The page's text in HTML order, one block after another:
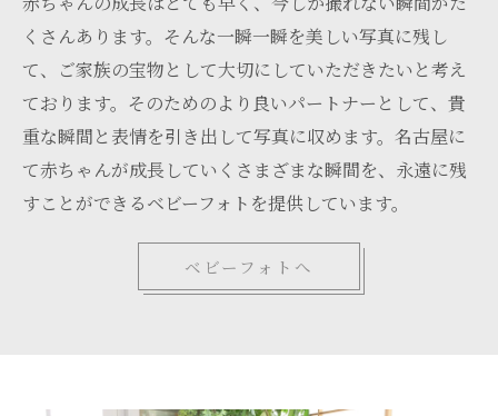
くさんあります。そんな一瞬一瞬を美しい写真に残し
て、ご家族の宝物として大切にしていただきたいと考え
ております。そのためのより良いパートナーとして、貴
重な瞬間と表情を引き出して写真に収めます。名古屋に
て赤ちゃんが成長していくさまざまな瞬間を、永遠に残
すことができるベビーフォトを提供しています。
ベビーフォトへ